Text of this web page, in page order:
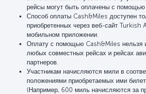
рейсы могут быть оплачены с помощью
Способ оплаты Cash&Miles доступен
приобретенных через веб-сайт
мобильном приложении.
Оплату с помощью Cash&Miles нельзя
любых совместных рейсах и рейсах
партнеров.
Участникам начисляются мили в
положениями приобретаемых ими
(Например, 600 миль начисляются за